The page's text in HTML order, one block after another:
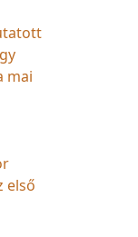
mai
első